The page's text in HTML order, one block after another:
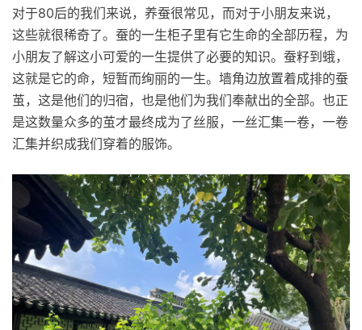
对于80后的我们来说，养蚕很常见，而对于小朋友来说，
这些就很稀奇了。蚕的一生柜子里有它生命的全部历程，为
小朋友了解这小可爱的一生提供了必要的知识。蚕籽到蛾，
这就是它的命，短暂而绚丽的一生。墙角边放置着成排的蚕
茧，这是他们的归宿，也是他们为我们奉献出的全部。也正
是这数量众多的茧才最终成为了丝服，一丝汇集一卷，一卷
汇集并织成我们穿着的服饰。